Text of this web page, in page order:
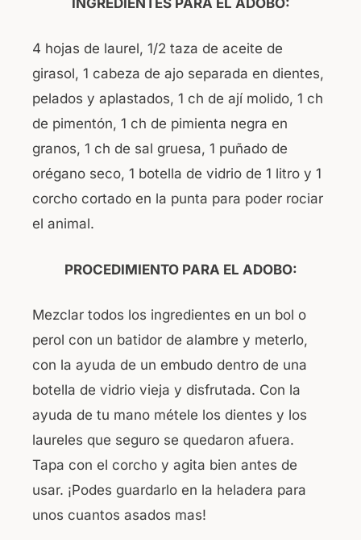
4 hojas de laurel, 1/2 taza de aceite de
girasol, 1 cabeza de ajo separada en dientes,
pelados y aplastados, 1 ch de ají molido, 1 ch
de pimentón, 1 ch de pimienta negra en
granos, 1 ch de sal gruesa, 1 puñado de
orégano seco, 1 botella de vidrio de 1 litro y 1
corcho cortado en la punta para poder rociar
el animal.
PROCEDIMIENTO PARA EL ADOBO:
Mezclar todos los ingredientes en un bol o
perol con un batidor de alambre y meterlo,
con la ayuda de un embudo dentro de una
botella de vidrio vieja y disfrutada. Con la
ayuda de tu mano métele los dientes y los
laureles que seguro se quedaron afuera.
Tapa con el corcho y agita bien antes de
usar. ¡Podes guardarlo en la heladera para
unos cuantos asados mas!